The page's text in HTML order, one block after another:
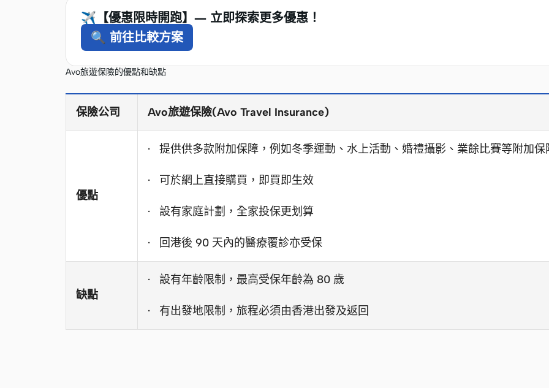
✈️【優惠限時開跑】— 立即探索更多優惠！
🔍 前往比較方案
Avo旅遊保險的優點和缺點
保險公司 Avo旅遊保險(Avo Travel Insurance)
優點
· 提供供多款附加保障，例如冬季運動、水上活動、婚禮攝影、業餘比賽等附加保
· 可於網上直接購買，即買即生效
· 設有家庭計劃，全家投保更划算
· 回港後 90 天內的醫療覆診亦受保
缺點
· 設有年齡限制，最高受保年齡為 80 歲
· 有出發地限制，旅程必須由香港出發及返回